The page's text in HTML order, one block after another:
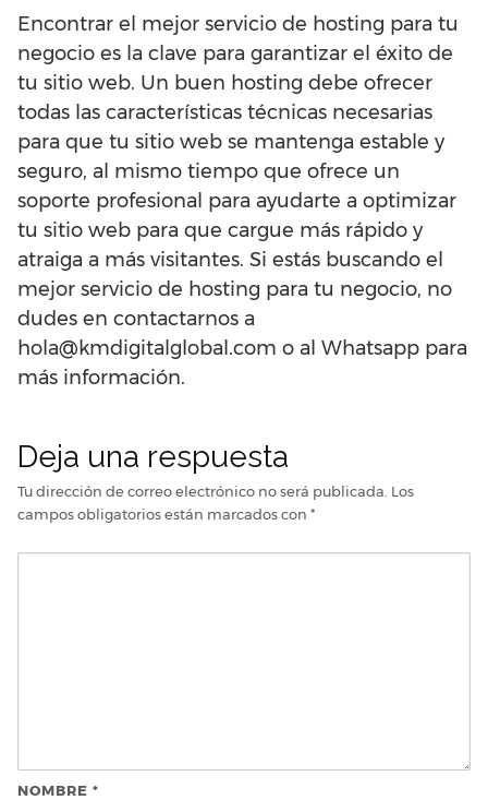
Encontrar el mejor servicio de hosting para tu
negocio es la clave para garantizar el éxito de
tu sitio web. Un buen hosting debe ofrecer
todas las características técnicas necesarias
para que tu sitio web se mantenga estable y
seguro, al mismo tiempo que ofrece un
soporte profesional para ayudarte a optimizar
tu sitio web para que cargue más rápido y
atraiga a más visitantes. Si estás buscando el
mejor servicio de hosting para tu negocio, no
dudes en contactarnos a
hola@kmdigitalglobal.com o al Whatsapp para
más información.
Deja una respuesta
Tu dirección de correo electrónico no será publicada. Los
campos obligatorios están marcados con *
NOMBRE *